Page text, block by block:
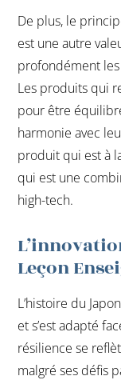
De plus, le
est une autre
profondément
Les produits qui
pour être
harmonie avec
produit qui est à
qui est une
high-tech.
Leçon
L’histoire du
et s’est adapté
résilience se
malgré ses défis